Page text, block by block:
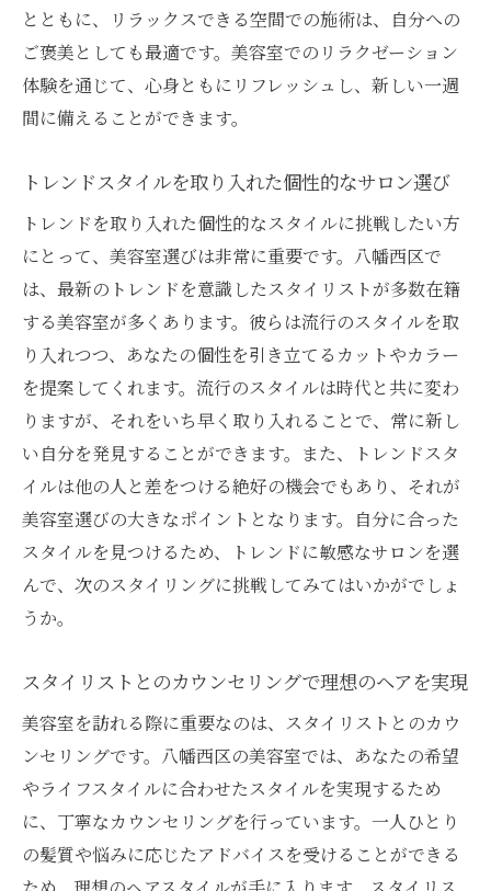
八幡西区で見つける癒しのサロン
信頼できるスタイリストがいる美容室
美容室で叶える自分らしさ八幡西区で出会うあ
なただけのサロン
リング
自分らしいカラーリングを見つける
一人ひとりに合わせたスタイル提案
あなただけのオーダーメイドカット
自分らしさを大事にするサロン選び
八幡西区で個性を大切にする美容室
八幡西区の美容室で心も髪もリフレッシュ季節
の変わり目にぴったりのスタイル
季節に合わせたヘアケアメニュー
トレンドの季節カラーで新しい自分に
髪も心も軽くなるスパ体験
シーズンごとのスタイルチェンジの提案
八幡西区で季節を楽しむヘアスタイルを
地域の魅力を取り入れた美容室八幡西区で発見
する新しい自分
地域の景色をモチーフにしたスタイル
八幡西区の文化を取り入れたサロン
地域限定のヘアケアアイテム紹介
とともに、リラックスできる空間での施術は、自分への
ご褒美としても最適です。美容室でのリラクゼーション
体験を通じて、心身ともにリフレッシュし、新しい一週
間に備えることができます。
トレンドスタイルを取り入れた個性的なサロン選び
トレンドを取り入れた個性的なスタイルに挑戦したい方
にとって、美容室選びは非常に重要です。八幡西区で
は、最新のトレンドを意識したスタイリストが多数在籍
する美容室が多くあります。彼らは流行のスタイルを取
り入れつつ、あなたの個性を引き立てるカットやカラー
を提案してくれます。流行のスタイルは時代と共に変わ
りますが、それをいち早く取り入れることで、常に新し
い自分を発見することができます。また、トレンドスタ
イルは他の人と差をつける絶好の機会でもあり、それが
美容室選びの大きなポイントとなります。自分に合った
スタイルを見つけるため、トレンドに敏感なサロンを選
んで、次のスタイリングに挑戦してみてはいかがでしょ
うか。
スタイリストとのカウンセリングで理想のヘアを実現
美容室を訪れる際に重要なのは、スタイリストとのカウ
ンセリングです。八幡西区の美容室では、あなたの希望
やライフスタイルに合わせたスタイルを実現するため
に、丁寧なカウンセリングを行っています。一人ひとり
の髪質や悩みに応じたアドバイスを受けることができる